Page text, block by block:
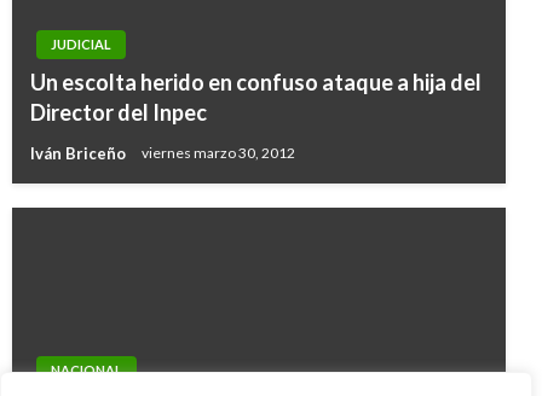
JUDICIAL
Un escolta herido en confuso ataque a hija del
Director del Inpec
Iván Briceño viernes marzo 30, 2012
NACIONAL